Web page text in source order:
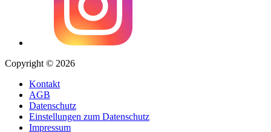
Copyright © 2026
Kontakt
AGB
Datenschutz
Einstellungen zum Datenschutz
Impressum